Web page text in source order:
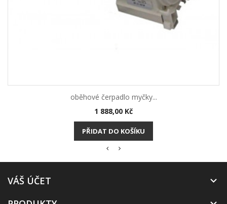
oběhové čerpadlo myčky...
Cena
1 888,00 Kč
PŘIDAT DO KOŠÍKU
VÁŠ ÚČET 